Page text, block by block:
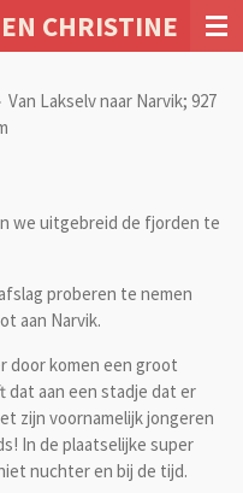
CHRISTINE
Van Lakselv naar Narvik; 927
we uitgebreid de fjorden te
proberen te nemen
aan Narvik.
door komen een groot
aan een stadje dat er
zijn voornamelijk jongeren
In de plaatselijke super
nuchter en bij de tijd.